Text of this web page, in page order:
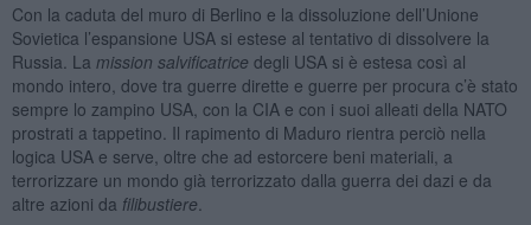
Con la caduta del muro di Berlino e la dissoluzione dell’Unione
Sovietica l’espansione USA si estese al tentativo di dissolvere la
Russia. La mission salvificatrice degli USA si è estesa così al
mondo intero, dove tra guerre dirette e guerre per procura c’è stato
sempre lo zampino USA, con la CIA e con i suoi alleati della NATO
prostrati a tappetino. Il rapimento di Maduro rientra perciò nella
logica USA e serve, oltre che ad estorcere beni materiali, a
terrorizzare un mondo già terrorizzato dalla guerra dei dazi e da
altre azioni da filibustiere